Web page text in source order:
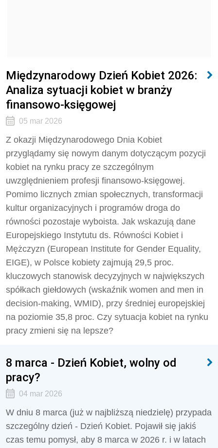
Międzynarodowy Dzień Kobiet 2026:
Analiza sytuacji kobiet w branży
finansowo-księgowej
05 mar 2026
Z okazji Międzynarodowego Dnia Kobiet
przyglądamy się nowym danym dotyczącym pozycji
kobiet na rynku pracy ze szczególnym
uwzględnieniem profesji finansowo-księgowej.
Pomimo licznych zmian społecznych, transformacji
kultur organizacyjnych i programów droga do
równości pozostaje wyboista. Jak wskazują dane
Europejskiego Instytutu ds. Równości Kobiet i
Mężczyzn (European Institute for Gender Equality,
EIGE), w Polsce kobiety zajmują 29,5 proc.
kluczowych stanowisk decyzyjnych w największych
spółkach giełdowych (wskaźnik women and men in
decision-making, WMID), przy średniej europejskiej
na poziomie 35,8 proc. Czy sytuacja kobiet na rynku
pracy zmieni się na lepsze?
8 marca - Dzień Kobiet, wolny od
pracy?
04 mar 2026
W dniu 8 marca (już w najbliższą niedzielę) przypada
szczególny dzień - Dzień Kobiet. Pojawił się jakiś
czas temu pomysł, aby 8 marca w 2026 r. i w latach